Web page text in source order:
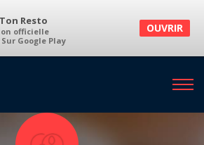
Resto
officielle
Google Play
OUVRIR